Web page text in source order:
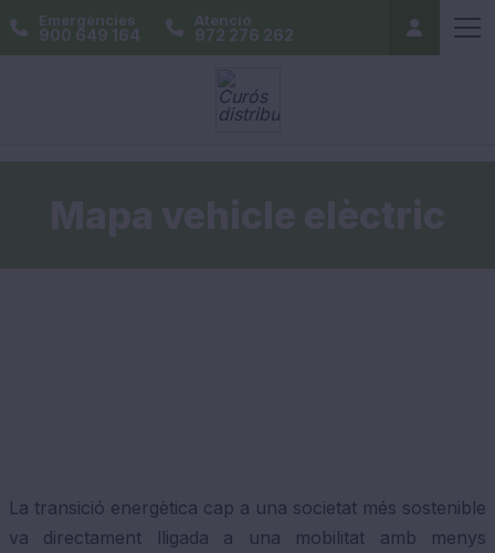
Emergències
900 649 164
Atenció
972 276 262
La transició energètica cap a una societat més sostenible
va directament lligada a una mobilitat amb menys